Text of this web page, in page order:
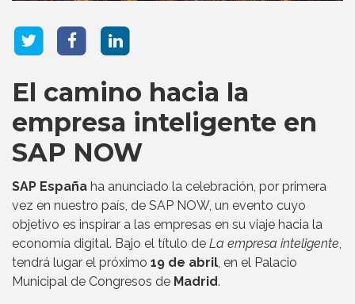
El camino hacia la
empresa inteligente en
SAP NOW
SAP España ha anunciado la celebración, por primera
vez en nuestro país, de SAP NOW, un evento cuyo
objetivo es inspirar a las empresas en su viaje hacia la
economía digital. Bajo el título de La empresa inteligente,
tendrá lugar el próximo 19 de abril, en el Palacio
Municipal de Congresos de Madrid.